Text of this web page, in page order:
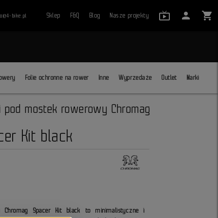
bike.pl Sklep F&Q Blog Nasze projekty live_tv_24
person shopping_cart
Folie ochronne na rower Inne Wyprzedaże Outlet Marki
pod mostek rowerowy Chromag
Kit black
Chromag Spacer Kit black to minimalistyczne i